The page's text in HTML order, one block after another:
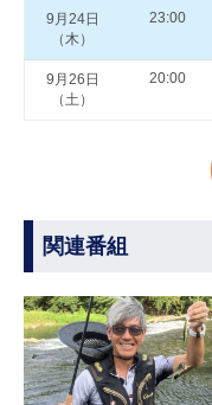
9月24日
（木）
23:00
9月26日
（土）
20:00
関連番組